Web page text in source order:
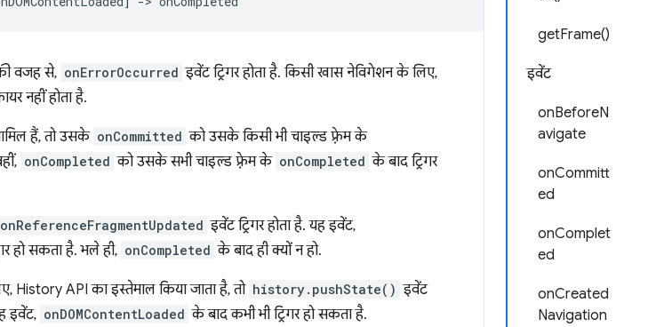
getFrame()
इवेंट
onBeforeN
avigate
onCommitt
ed
onComplet
ed
onCreated
Navigation
वजह से, onErrorOccurred इवेंट ट्रिगर होता है. किसी खास नेविगेशन के लिए,
नहीं होता है.
हैं, तो उसके onCommitted को उसके किसी भी चाइल्ड फ़्रेम के
onCompleted को उसके सभी चाइल्ड फ़्रेम के onCompleted के बाद ट्रिगर
onReferenceFragmentUpdated इवेंट ट्रिगर होता है. यह इवेंट,
हो सकता है. भले ही, onCompleted के बाद ही क्यों न हो.
History API का इस्तेमाल किया जाता है, तो history.pushState() इवेंट
इवेंट, onDOMContentLoaded के बाद कभी भी ट्रिगर हो सकता है.